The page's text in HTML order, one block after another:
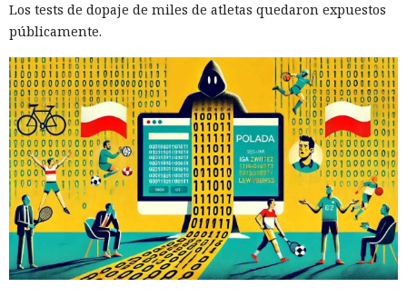
Los tests de dopaje de miles de atletas quedaron expuestos
públicamente.